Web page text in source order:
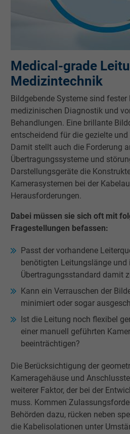
Medical-grade
Medizintechnik
Bildgebende Systeme sind
medizinischen Diagnostik und
Behandlungen. Eine brillante
entscheidend für die gezielte
Damit stellt auch die Forderung
Übertragungssysteme und
Darstellungsgeräte die
Kamerasystemen bei der
Herausforderungen.
Dabei müssen sie sich oft mit
Fragestellungen befassen:
Passt der vorhandene
benötigten Leitungslänge und
Übertragungsstandard damit
Kann ein Verrauschen der
minimiert oder sogar
Ist die Leitung noch flexibel
einer manuell geführten
beeinträchtigen?
Die Berücksichtigung der
Kameragehäuse und
weiterer Faktor, der bei der
muss. Kommen
Behörden dazu, rücken neben
die Kabelisolationen unter